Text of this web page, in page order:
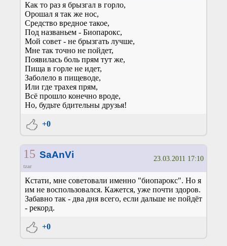
Как то раз я брызгал в горло,
Орошал я так же нос,
Средство вредное такое,
Под названьем - Биопарокс,
Мой совет - не брызгать лучше,
Мне так точно не пойдет,
Появилась боль прям тут же,
Пища в горле не идет,
Заболело в пищеводе,
Или где трахея прям,
Всё прошло конечно вроде,
Но, будьте бдительны друзья!
+0
15 SaAnVi
tzar
23.03.2011 17:10
Кстати, мне советовали именно "биопарокс". Но я
им не воспользовался. Кажется, уже почти здоров.
Забавно так - два дня всего, если дальше не пойдёт
- рекорд.
+0